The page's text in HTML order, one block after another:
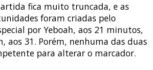
fica muito truncada, e as
foram criadas pelo
por Yeboah, aos 21 minutos,
aos 31. Porém, nenhuma das duas
para alterar o marcador.